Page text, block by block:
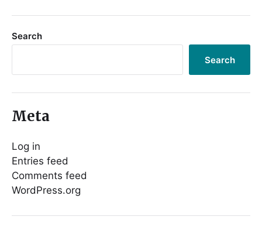
Search
Search
Meta
Log in
Entries feed
Comments feed
WordPress.org